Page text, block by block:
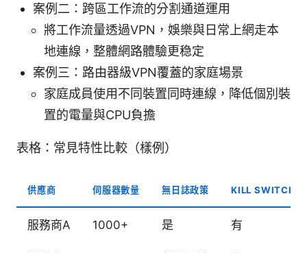
案例二：跨區工作流的分割通道運用
將工作流量透過VPN，娛樂與日常上網走本
地連線，整體網路體驗更稳定
案例三：路由器級VPN覆蓋的家庭場景
家庭成員使用不同裝置同時連線，降低個別裝
置的電量與CPU負擔
表格：常見特性比較（樣例）
供應商 伺服器數量 無日誌政策 KILL SWITCH
服務商A 1000+ 是 有